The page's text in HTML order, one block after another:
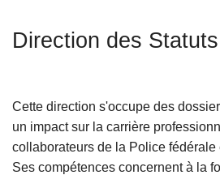
a
Direction des
Cette direction s'occupe des
un impact sur la carrière
collaborateurs de la Police
Ses compétences concernent à la